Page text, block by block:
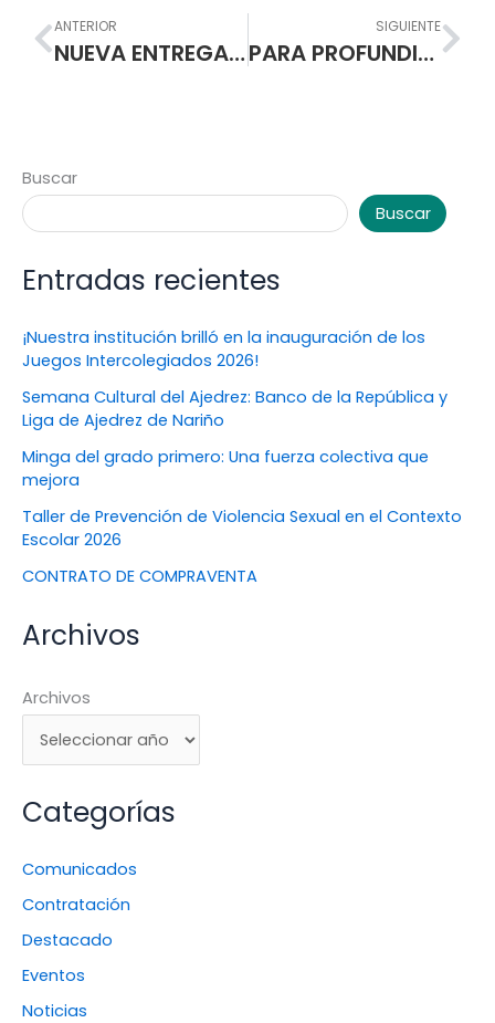
Prev
ANTERIOR
NUEVA ENTREGA DEL PAQUETE ALIMENTARIO A PARTIR DEL DIA LUNES 22 DE JUNIO
SIGUIENTE
PARA PROFUNDIZAR EN EL CONOCIMIENTO: CURSOS EN LINEA GRATUITOS
Buscar
Buscar
Entradas recientes
¡Nuestra institución brilló en la inauguración de los
Juegos Intercolegiados 2026!
Semana Cultural del Ajedrez: Banco de la República y
Liga de Ajedrez de Nariño
Minga del grado primero: Una fuerza colectiva que
mejora
Taller de Prevención de Violencia Sexual en el Contexto
Escolar 2026
CONTRATO DE COMPRAVENTA
Archivos
Archivos
Categorías
Comunicados
Contratación
Destacado
Eventos
Noticias